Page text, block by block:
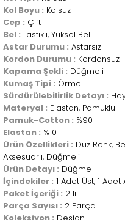
Kol Boyu : Kolsuz
Cep : Çift
Bel : Lastikli, Yüksel Bel
Astar Durumu : Astarsız
Kordon Durumu : Kordonsuz
Kapama Şekli : Düğmeli
Kumaş Tipi : Örme
Sürdürülebilirlik Detayı :
Materyal : Elastan, Pamuklu
Pamuk-Cotton : %90
Elastan : %10
Ürün Özellikleri : Düz Renk,
Aksesuarlı, Düğmeli
Ürün Detayı : Düğme
İçindekiler : 1 Adet Üst, 1 Adet
Paket İçeriği : 2 li
Parça Sayısı : 2 Parça